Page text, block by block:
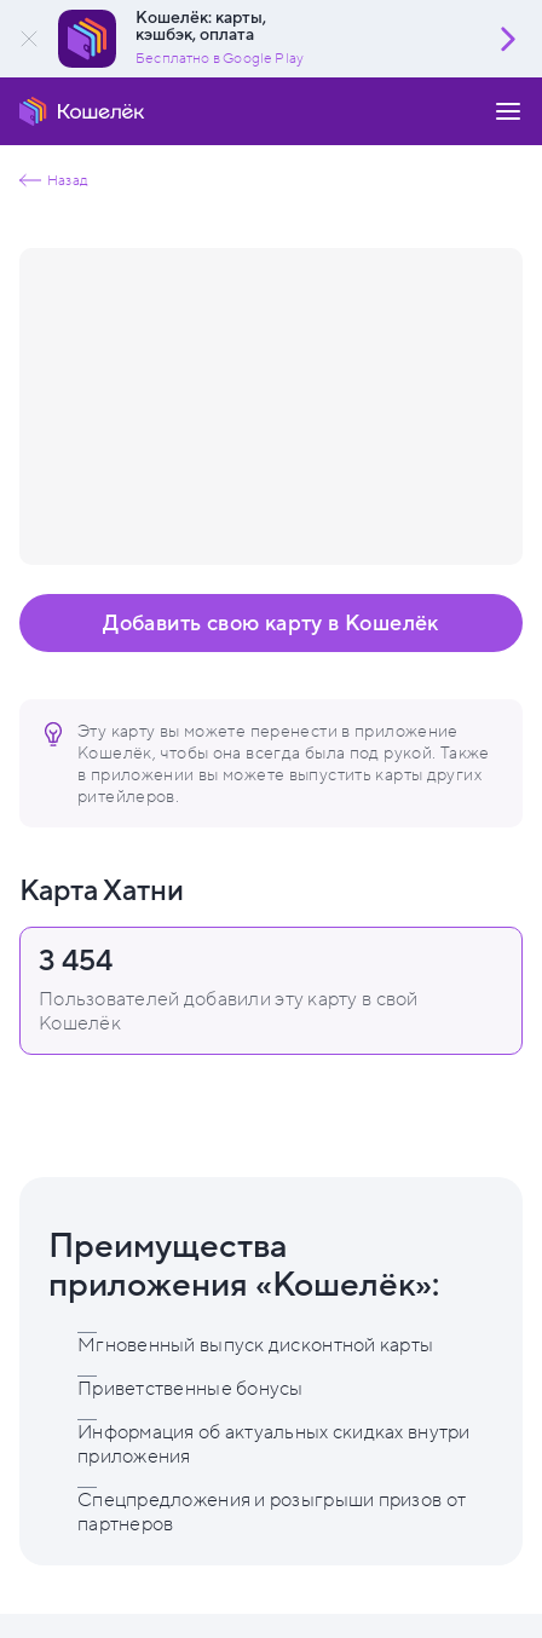
Кошелёк: карты,
кэшбэк, оплата
Бесплатно в Google Play
Назад
Эту карту вы можете перенести в приложение
Кошелёк, чтобы она всегда была под рукой. Также
в приложении вы можете выпустить карты других
ритейлеров.
Добавить свою карту в Кошелёк
Карта Хатни
3 454
Пользователей добавили эту карту в свой
Кошелёк
Преимущества
приложения «Кошелёк»:
Мгновенный выпуск дисконтной карты
Приветственные бонусы
Информация об актуальных скидках внутри
приложения
Спецпредложения и розыгрыши призов от
партнеров